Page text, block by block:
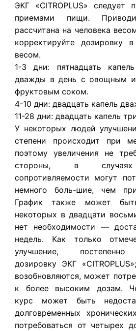
ЭКГ «CITROPLUS» следует
приемами пищи.
рассчитана на человека
корректируйте дозировку
весом.
1-3 дни: пятнадцать
дважды в день с овощным
фруктовым соком.
4-10 дни: двадцать капель
11-28 дни: двадцать капель
У некоторых людей
степени происходит при
поэтому увеличения не
стороны, в случаях
сопротивляемости могут
немного боль-шие, чем
График также может
некоторых в двадцати
нет необходимости —
недель. Как только
улучшение, постепенно
дозировку ЭКГ
возобновляются, может
к более высоким дозам.
курс может быть
долговременных
потребоваться от четырех